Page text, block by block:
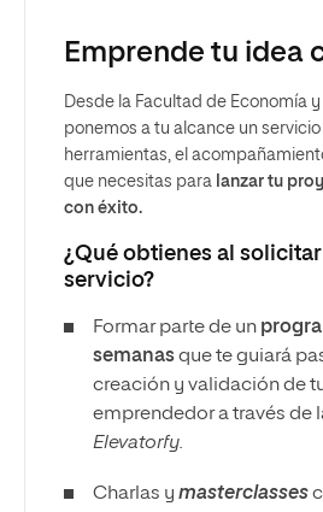
Emprende tu idea
Desde la Facultad de Economía
ponemos a tu alcance un
herramientas, el
que necesitas para lanzar tu
con éxito.
¿Qué obtienes al
servicio?
Formar parte de un
semanasque te guiará
creación y validación de
emprendedor a través de
Elevatorfy.
Charlas y masterclasses